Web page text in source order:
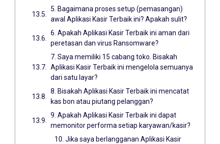
5. Bagaimana proses setup (pemasangan)
awal Aplikasi Kasir Terbaik ini? Apakah sulit?
6. Apakah Aplikasi Kasir Terbaik ini aman dari
peretasan dan virus Ransomware?
7. Saya memiliki 15 cabang toko. Bisakah
Aplikasi Kasir Terbaik ini mengelola semuanya
dari satu layar?
8. Bisakah Aplikasi Kasir Terbaik ini mencatat
kas bon atau piutang pelanggan?
9. Apakah Aplikasi Kasir Terbaik ini dapat
memonitor performa setiap karyawan/kasir?
10. Jika saya berlangganan Aplikasi Kasir